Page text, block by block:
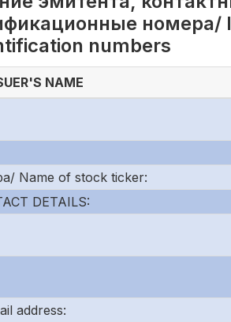
numbers
NAME
Name of stock ticker:
DETAILS:
address: